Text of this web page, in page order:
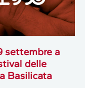
settembre a
delle
Basilicata